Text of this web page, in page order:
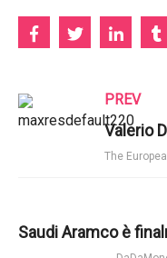
PREV
The